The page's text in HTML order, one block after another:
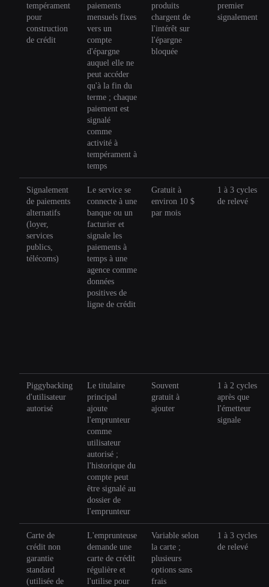
tempérament
pour
construction
de crédit
paiements
mensuels fixes
vers un
compte
d'épargne
auquel elle ne
peut accéder
qu'à la fin du
terme ; chaque
paiement est
signalé
comme
activité à
tempérament à
temps
produits
chargent de
l'intérêt sur
l'épargne
bloquée
premier
signalement
Signalement
de paiements
alternatifs
(loyer,
services
publics,
télécoms)
Le service se
connecte à une
banque ou un
facturier et
signale les
paiements à
temps à une
agence comme
données
positives de
ligne de crédit
Gratuit à
environ 10 $
par mois
1 à 3 cycles
de relevé
Piggybacking
d'utilisateur
autorisé
Le titulaire
principal
ajoute
l'emprunteur
comme
utilisateur
autorisé ;
l'historique du
compte peut
être signalé au
dossier de
l'emprunteur
Souvent
gratuit à
ajouter
1 à 2 cycles
après que
l'émetteur
signale
Carte de
crédit non
garantie
standard
(utilisée de
L'emprunteuse
demande une
carte de crédit
régulière et
l'utilise pour
Variable selon
la carte ;
plusieurs
options sans
frais
1 à 3 cycles
de relevé